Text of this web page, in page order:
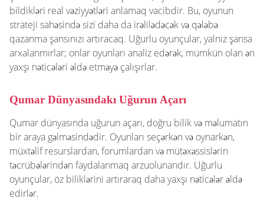
bildikləri real vəziyyətləri anlamaq vacibdir. Bu, oyunun
strateji sahəsində sizi daha da irəlilədəcək və qələbə
qazanma şansınızı artıracaq. Uğurlu oyunçular, yalnız şansa
arxalanmırlar; onlar oyunları analiz edərək, mümkün olan ən
yaxşı nəticələri əldə etməyə çalışırlar.
Qumar Dünyasındakı Uğurun Açarı
Qumar dünyasında uğurun açarı, doğru bilik və məlumatın
bir araya gəlməsindədir. Oyunları seçərkən və oynarkən,
müxtəlif resurslardan, forumlardan və mütəxəssislərin
təcrübələrindən faydalanmaq arzuolunandır. Uğurlu
oyunçular, öz biliklərini artıraraq daha yaxşı nəticələr əldə
edirlər.